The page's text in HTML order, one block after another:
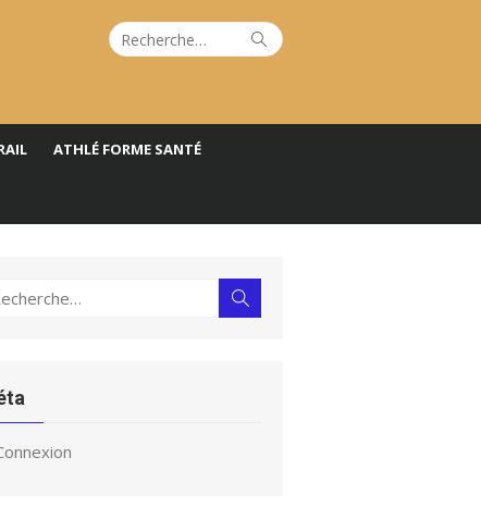
Recherche
pour :
Rechercher
ATHLÉ FORME SANTÉ